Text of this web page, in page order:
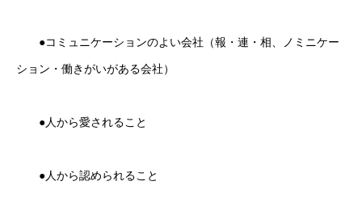
●コミュニケーションのよい会社（報・連・相、ノミニケー
ション・働きがいがある会社）
●人から愛されること
●人から認められること